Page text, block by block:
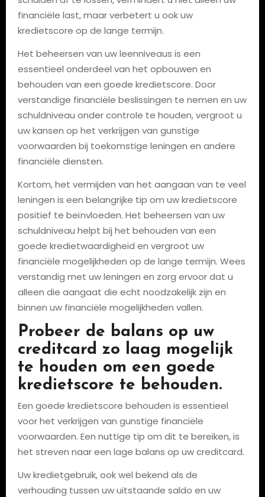
financiële last, maar verbetert u ook uw
kredietscore op de lange termijn.
Het beheersen van uw leenniveaus is een
essentieel onderdeel van het opbouwen en
behouden van een goede kredietscore. Door
verstandige financiële beslissingen te nemen en uw
schuldniveau onder controle te houden, vergroot u
uw kansen op het verkrijgen van gunstige
voorwaarden bij toekomstige leningen en andere
financiële diensten.
Kortom, het vermijden van het aangaan van te veel
leningen is een belangrijke tip om uw kredietscore
positief te beïnvloeden. Het beheersen van uw
schuldniveau helpt bij het behouden van een
goede kredietwaardigheid en vergroot uw
financiële mogelijkheden op de lange termijn. Wees
verstandig met uw leningen en zorg ervoor dat u
alleen die aangaat die echt noodzakelijk zijn en
binnen uw financiële mogelijkheden vallen.
Probeer de balans op uw
creditcard zo laag mogelijk
te houden om een goede
kredietscore te behouden.
Een goede kredietscore behouden is essentieel
voor het verkrijgen van gunstige financiële
voorwaarden. Een nuttige tip om dit te bereiken, is
het streven naar een lage balans op uw creditcard.
Uw kredietgebruik, ook wel bekend als de
verhouding tussen uw uitstaande saldo en uw